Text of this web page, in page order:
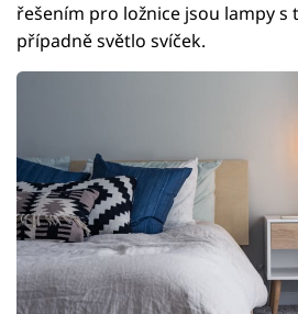
řešením pro ložnice jsou lampy s
případně světlo svíček.